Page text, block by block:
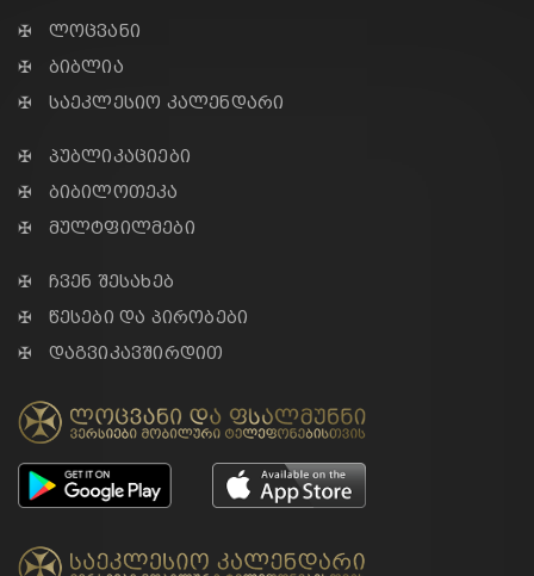
✠ ლოცვანი
✠ ბიბლია
✠ საეკლესიო კალენდარი
✠ პუბლიკაციები
✠ ბიბილოთეკა
✠ მულტფილმები
✠ ჩვენ შესახებ
✠ წესები და პირობები
✠ დაგვიკავშირდით